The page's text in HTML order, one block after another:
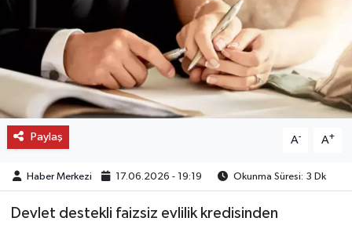
Paylaş A- A+
Haber Merkezi 17.06.2026 - 19:19 Okunma Süresi: 3 Dk
Devlet destekli faizsiz evlilik kredisinden
SON DAKİKA
SPOR
FİNANS